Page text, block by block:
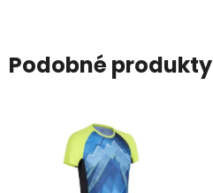
Podobné produkty